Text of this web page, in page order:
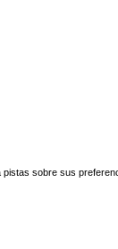
sobre sus